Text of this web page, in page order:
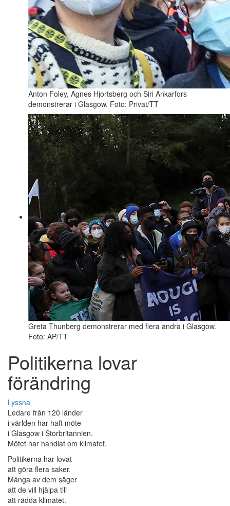
Anton Foley, Agnes Hjortsberg och Siri Ankarfors
demonstrerar i Glasgow. Foto: Privat/TT
Greta Thunberg demonstrerar med flera andra i Glasgow.
Foto: AP/TT
Politikerna lovar
förändring
Lyssna
Ledare från 120 länder
i världen har haft möte
i Glasgow i Storbritannien.
Mötet har handlat om klimatet.
Politikerna har lovat
att göra flera saker.
Många av dem säger
att de vill hjälpa till
att rädda klimatet.